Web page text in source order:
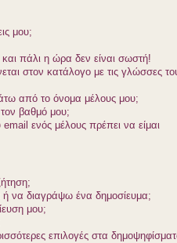
μου;
πάλι η ώρα δεν είναι σωστή!
στον κατάλογο με τις γλώσσες
από το όνομα μέλους μου;
βαθμό μου;
ενός μέλους πρέπει να είμαι
να διαγράψω ένα δημοσίευμα;
μου;
επιλογές στα